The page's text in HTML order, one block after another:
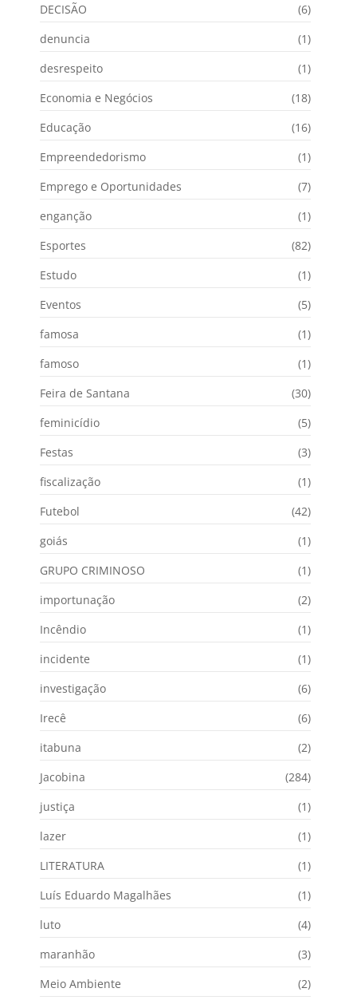
DECISÃO
(6)
denuncia
(1)
desrespeito
(1)
Economia e Negócios
(18)
Educação
(16)
Empreendedorismo
(1)
Emprego e Oportunidades
(7)
enganção
(1)
Esportes
(82)
Estudo
(1)
Eventos
(5)
famosa
(1)
famoso
(1)
Feira de Santana
(30)
feminicídio
(5)
Festas
(3)
fiscalização
(1)
Futebol
(42)
goiás
(1)
GRUPO CRIMINOSO
(1)
importunação
(2)
Incêndio
(1)
incidente
(1)
investigação
(6)
Irecê
(6)
itabuna
(2)
Jacobina
(284)
justiça
(1)
lazer
(1)
LITERATURA
(1)
Luís Eduardo Magalhães
(1)
luto
(4)
maranhão
(3)
Meio Ambiente
(2)